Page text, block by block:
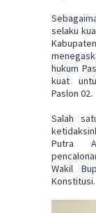
selaku
hukum
kuat
Paslon 02.
Salah
Putra
Wakil
Konstitusi.